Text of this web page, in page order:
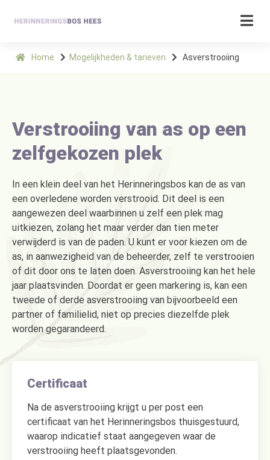
Home Mogelijkheden & tarieven Asverstrooiing
Verstrooiing van as op een
zelfgekozen plek
In een klein deel van het Herinneringsbos kan de as van
een overledene worden verstrooid. Dit deel is een
aangewezen deel waarbinnen u zelf een plek mag
uitkiezen, zolang het maar verder dan tien meter
verwijderd is van de paden. U kunt er voor kiezen om de
as, in aanwezigheid van de beheerder, zelf te verstrooien
of dit door ons te laten doen. Asverstrooiing kan het hele
jaar plaatsvinden. Doordat er geen markering is, kan een
tweede of derde asverstrooiing van bijvoorbeeld een
partner of familielid, niet op precies diezelfde plek
worden gegarandeerd.
Certificaat
Na de asverstrooiing krijgt u per post een
certificaat van het Herinneringsbos thuisgestuurd,
waarop indicatief staat aangegeven waar de
verstrooiing heeft plaatsgevonden.